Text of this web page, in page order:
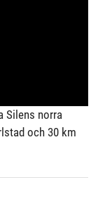
Silens norra
och 30 km